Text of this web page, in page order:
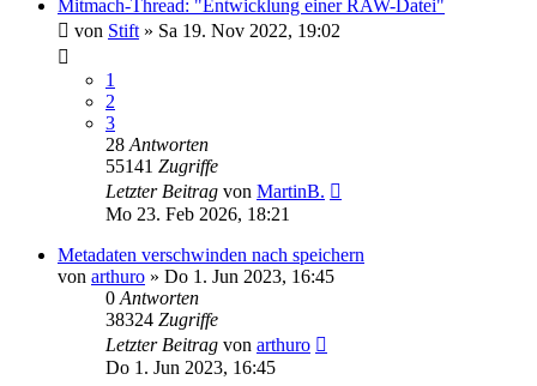
Mitmach-Thread: "Entwicklung einer RAW-Datei"
von Stift » Sa 19. Nov 2022, 19:02
1
2
3
28 Antworten
55141 Zugriffe
Letzter Beitrag von MartinB.
Mo 23. Feb 2026, 18:21
Metadaten verschwinden nach speichern
von arthuro » Do 1. Jun 2023, 16:45
0 Antworten
38324 Zugriffe
Letzter Beitrag von arthuro
Do 1. Jun 2023, 16:45